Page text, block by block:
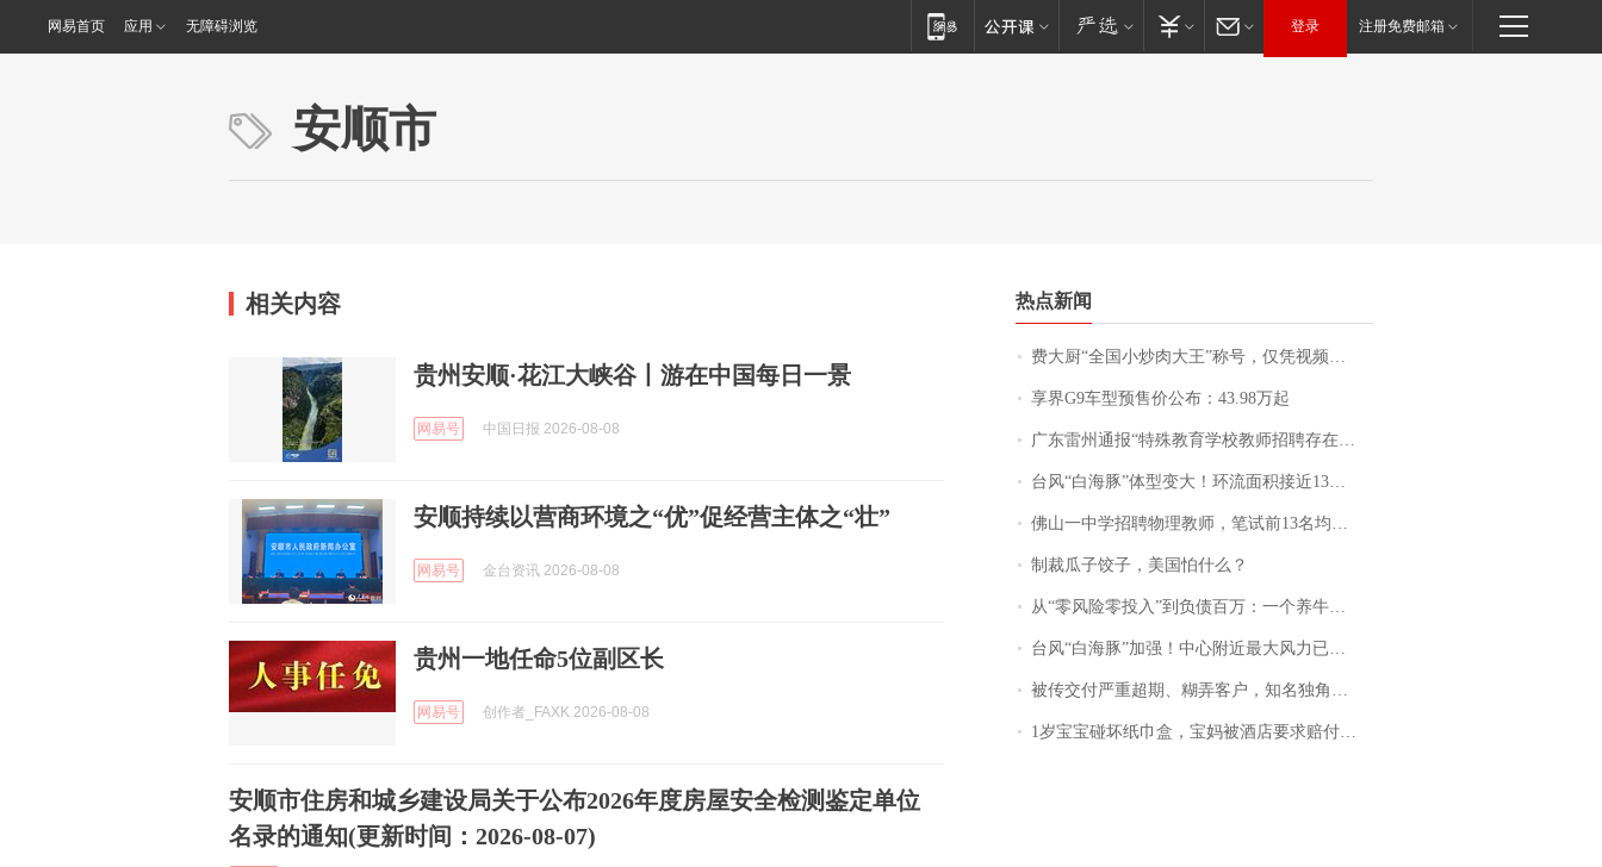
网易首页 应用 无障碍浏览 登录 注册免费邮箱
安顺市
相关内容
贵州安顺·花江大峡谷丨游在中国每日一景
网易号 中国日报 2026-08-08
安顺持续以营商环境之“优”促经营主体之“壮”
网易号 金台资讯 2026-08-08
贵州一地任命5位副区长
网易号 创作者_FAXK 2026-08-08
安顺市住房和城乡建设局关于公布2026年度房屋安全检测鉴定单位
名录的通知(更新时间：2026-08-07)
热点新闻
费大厨“全国小炒肉大王”称号，仅凭视频评出？中国烹饪协会回应
享界G9车型预售价公布：43.98万起
广东雷州通报“特殊教育学校教师招聘存在违规行为”：已启动问责程序 副校长被停职
台风“白海豚”体型变大！环流面积接近13个浙江那么大
佛山一中学招聘物理教师，笔试前13名均遭淘汰？教育局：已叫停招聘，成立调查组全面核查
制裁瓜子饺子，美国怕什么？
从“零风险零投入”到负债百万：一个养牛项目崩盘后，谁该为农户的贷款买单丨红星调查
台风“白海豚”加强！中心附近最大风力已达15级 最新研判
被传交付严重超期、糊弄客户，知名独角兽车企创始人回应：都没证据，将依法采取措施，“本人长期与美国交管局保持沟通，对方表示肯定”
1岁宝宝碰坏纸巾盒，宝妈被酒店要求赔付924元！三亚一酒店回复：骨瓷定制！网友一查价格，吵翻了